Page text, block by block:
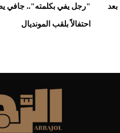
"رجل يفي بكلمته".. جافي
احتفالاً بلقب المونديال